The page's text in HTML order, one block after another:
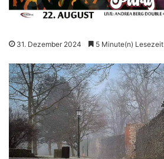
31. Dezember 2024 5 Minute(n) Lesezeit